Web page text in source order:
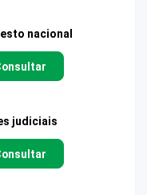
nacional
judiciais